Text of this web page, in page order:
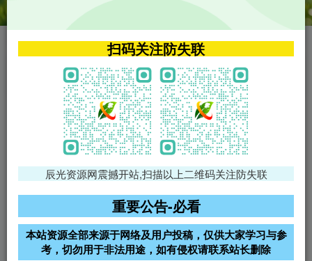
VIP特权介绍 APP源码
VIP特权介绍
火
VIP特权介绍
影视源码
影视源码
免费领支付宝红包
腾讯轻量4核4G3M服务器38元/
阿里云2核2G200M服务器68元/
年
雨云高防免备案服务器
扫码关注防失联
辰光资源网震撼开站,扫描以上二维码关注防失联
重要公告-必看
本站资源全部来源于网络及用户投稿，仅供大家学习与参
考，切勿用于非法用途，如有侵权请联系站长删除